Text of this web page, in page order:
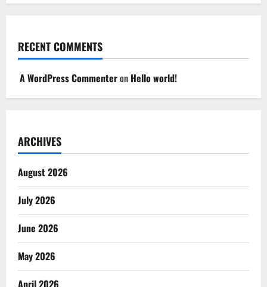
RECENT COMMENTS
A WordPress Commenteron Hello world!
ARCHIVES
August 2026
July 2026
June 2026
May 2026